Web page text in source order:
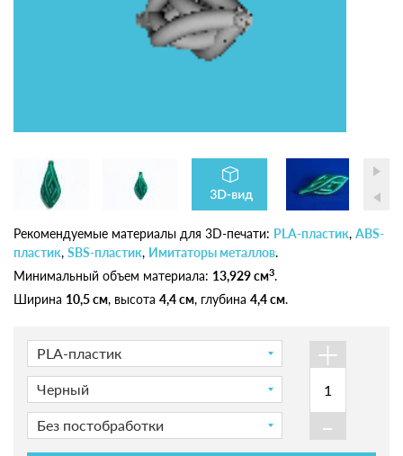
Рекомендуемые материалы для 3D-печати: PLA-пластик, ABS-
пластик, SBS-пластик, Имитаторы металлов.
Минимальный объем материала: 13,929 см3.
Ширина 10,5 см, высота 4,4 см, глубина 4,4 см.
PLA-пластик
Черный
Без постобработки
+
-